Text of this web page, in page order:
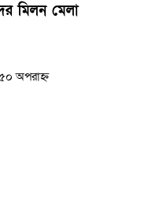
মিলন মেলা
অপরাহ্ন